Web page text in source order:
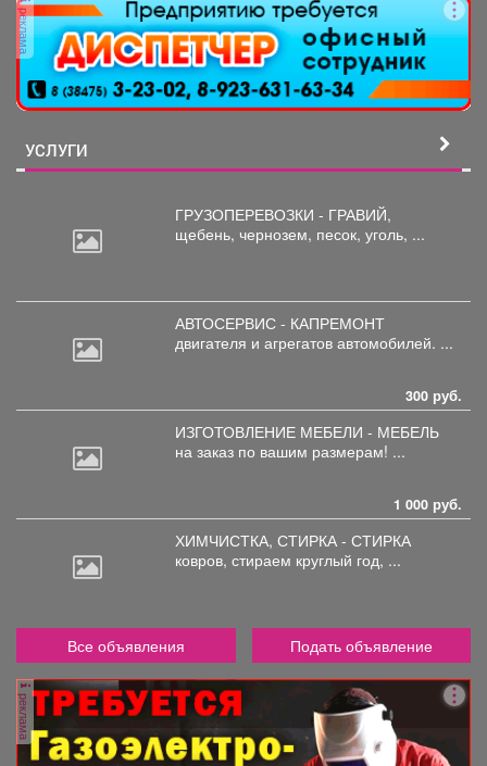
реклама
УСЛУГИ
ГРУЗОПЕРЕВОЗКИ - ГРАВИЙ,
щебень, чернозем, песок, уголь, ...
АВТОСЕРВИС - КАПРЕМОНТ
двигателя и агрегатов автомобилей. ...
300 руб.
ИЗГОТОВЛЕНИЕ МЕБЕЛИ - МЕБЕЛЬ
на заказ по вашим размерам! ...
1 000 руб.
ХИМЧИСТКА, СТИРКА - СТИРКА
ковров, стираем круглый год, ...
Все объявления Подать объявление
реклама